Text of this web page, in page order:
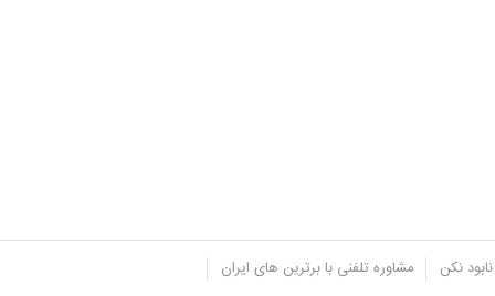
نکن مشاوره تلفنی با برترین های ایران